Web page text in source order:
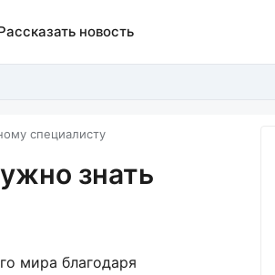
новость
специалисту
знать
мира благодаря